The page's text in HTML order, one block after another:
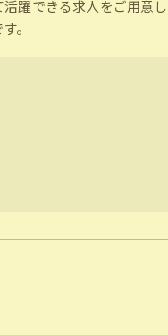
躍できる求人をご用意
。